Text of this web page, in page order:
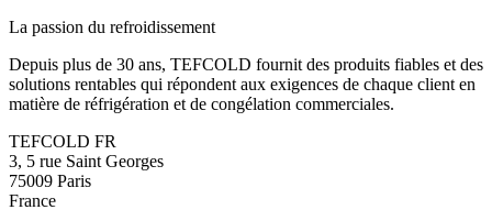
La passion du refroidissement
Depuis plus de 30 ans, TEFCOLD fournit des produits fiables et des
solutions rentables qui répondent aux exigences de chaque client en
matière de réfrigération et de congélation commerciales.
TEFCOLD FR
3, 5 rue Saint Georges
75009 Paris
France